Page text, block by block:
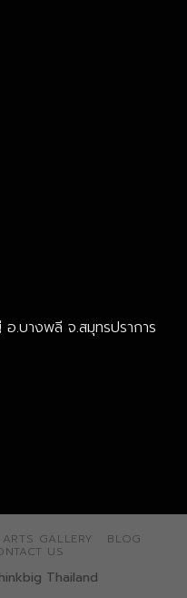
บางพลี จ.สมุทรปราการ
ARTS GALLERY BLOG
US
Thailand